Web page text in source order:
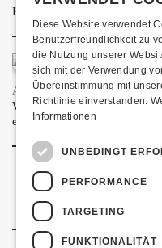
Kulturfabrik Kofmehl!
AIRBOURNE - SPECIAL
Wow, das ist ein Ding!
eine exklusive Special
Diese Website verwendet
Benutzerfreundlichkeit zu
die Nutzung unserer
sich mit der Verwendung
Übereinstimmung mit
Richtlinie einverstanden.
Informationen
UNBEDINGT
PERFORMANCE
TARGETING
FUNKTIONALITÄT